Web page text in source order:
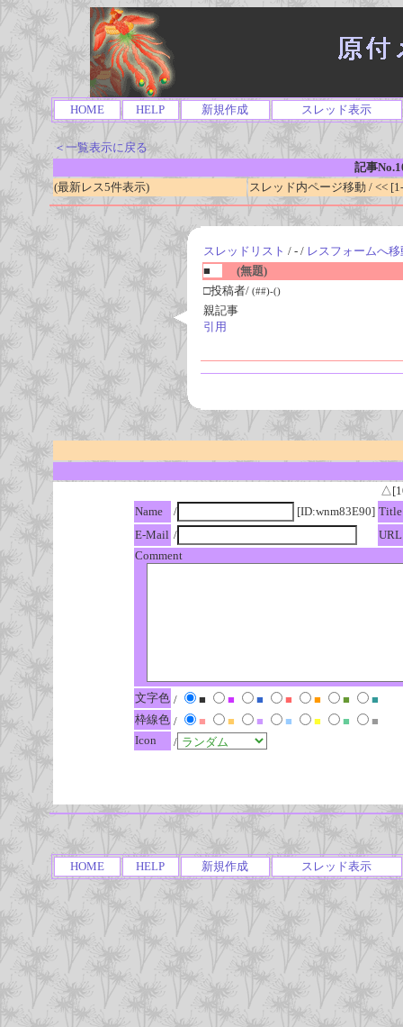
HOME HELP 新規作成 スレッド表示
＜一覧表示に戻る
記事
(最新レス5件表示)
スレッド内ページ移動 / <<
スレッドリスト / - / レスフォームへ移
■
(無題)
□投稿者/ (##)-()
親記事
引用
Name
/ [ID:wnm83E90] Title
E-Mail /
URL
Comment
文字色 / ■ ■ ■ ■ ■ ■
■
枠線色 / ■ ■ ■ ■ ■ ■
■
Icon
/
HOME HELP 新規作成 スレッド表示